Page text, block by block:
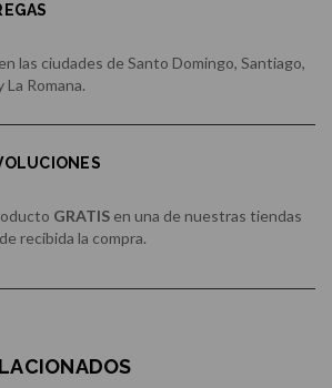
las ciudades de Santo Domingo, Santiago,
La Romana.
GRATIS en una de nuestras tiendas
recibida la compra.